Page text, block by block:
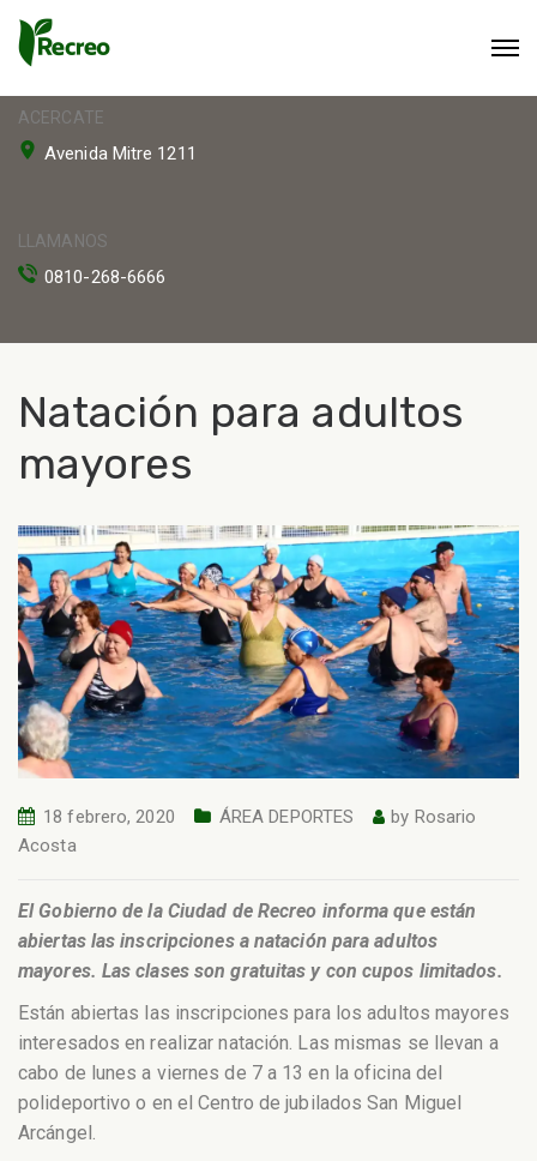
ACERCATE
Avenida Mitre 1211
LLAMANOS
0810-268-6666
Natación para adultos
mayores
18 febrero, 2020 ÁREA DEPORTES by Rosario
Acosta
El Gobierno de la Ciudad de Recreo informa que están
abiertas las inscripciones a natación para adultos
mayores. Las clases son gratuitas y con cupos limitados.
Están abiertas las inscripciones para los adultos mayores
interesados en realizar natación. Las mismas se llevan a
cabo de lunes a viernes de 7 a 13 en la oficina del
polideportivo o en el Centro de jubilados San Miguel
Arcángel.